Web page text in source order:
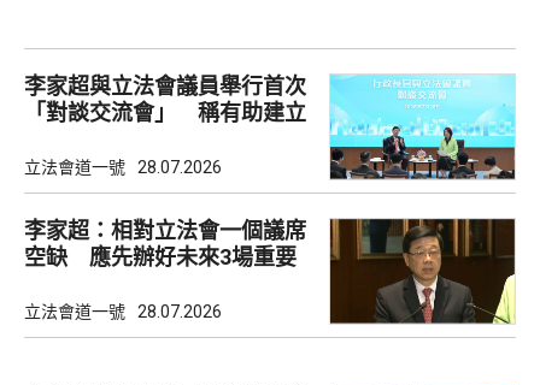
李家超與立法會議員舉行首次
「對談交流會」 稱有助建立
立法會道一號 28.07.2026
李家超：相對立法會一個議席
空缺 應先辦好未來3場重要
立法會道一號 28.07.2026